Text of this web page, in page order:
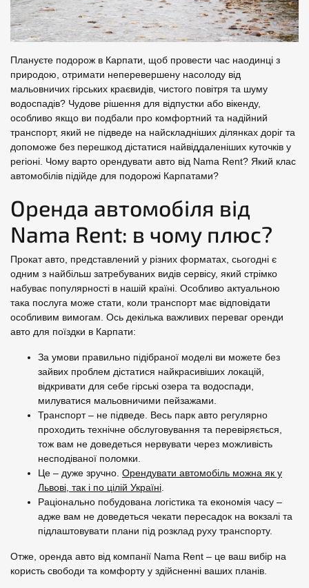
Плануєте подорож в Карпати, щоб провести час наодинці з
природою, отримати неперевершену насолоду від
мальовничих гірських краєвидів, чистого повітря та шуму
водоспадів? Чудове рішення для відпустки або вікенду,
особливо якщо ви подбали про комфортний та надійний
транспорт, який не підведе на найскладніших ділянках доріг та
допоможе без перешкод дістатися найвіддаленіших куточків у
регіоні. Чому варто орендувати авто від Nama Rent? Який клас
автомобілів підійде для подорожі Карпатами?
Оренда автомобіля від
Nama Rent: в чому плюс?
Прокат авто, представлений у різних форматах, сьогодні є
одним з найбільш затребуваних видів сервісу, який стрімко
набуває популярності в нашій країні. Особливо актуальною
така послуга може стати, коли транспорт має відповідати
особливим вимогам. Ось декілька важливих переваг оренди
авто для поїздки в Карпати:
За умови правильно підібраної моделі ви можете без
зайвих проблем дістатися найкрасивіших локацій,
відкривати для себе гірські озера та водоспади,
милуватися мальовничими пейзажами.
Транспорт – не підведе. Весь парк авто регулярно
проходить технічне обслуговування та перевіряється,
тож вам не доведеться нервувати через можливість
несподіваної поломки.
Це – дуже зручно. Орендувати автомобіль можна як у
Львові, так і по цілій Україні
Раціонально побудована логістика та економія часу –
адже вам не доведеться чекати пересадок на вокзалі та
підлаштовувати плани під розклад руху транспорту.
Отже, оренда авто від компанії Nama Rent – це ваш вибір на
користь свободи та комфорту у здійсненні ваших планів.